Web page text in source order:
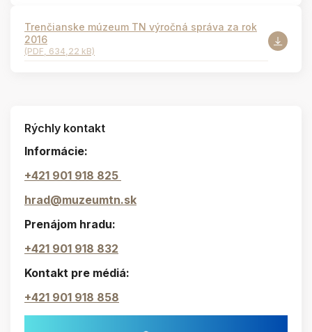
Trenčianske múzeum TN výročná správa za rok
2016
(PDF, 634,22 kB)
Rýchly kontakt
Informácie:
+421 901 918 825
hrad@muzeumtn.sk
Prenájom hradu:
+421 901 918 832
Kontakt pre médiá:
+421 901 918 858